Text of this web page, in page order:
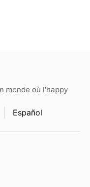
monde où l'happy
Español